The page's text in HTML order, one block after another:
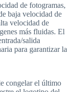
de fotogramas,
baja velocidad de
velocidad de
más fluidas. El
salida
para garantizar la
congelar el último